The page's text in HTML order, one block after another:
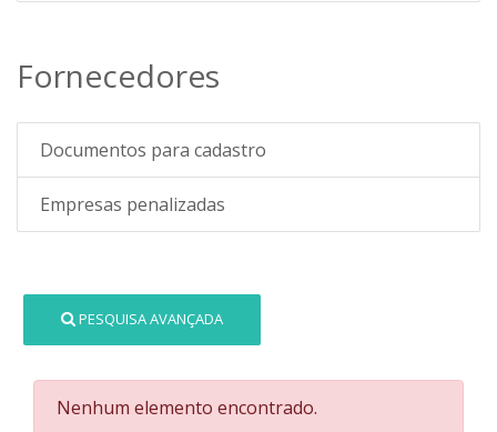
Fornecedores
Documentos para cadastro
Empresas penalizadas
PESQUISA AVANÇADA
Nenhum elemento encontrado.